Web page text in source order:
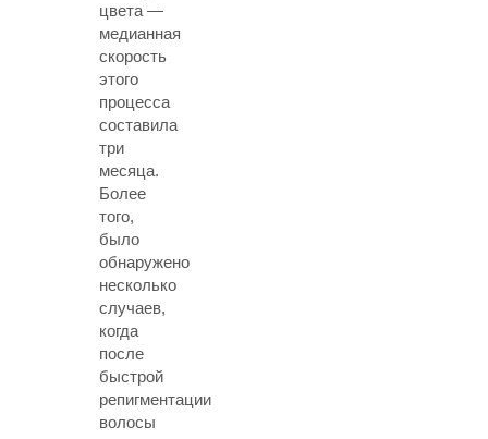
цвета —
медианная
скорость
этого
процесса
составила
три
месяца.
Более
того,
было
обнаружено
несколько
случаев,
когда
после
быстрой
репигментации
волосы